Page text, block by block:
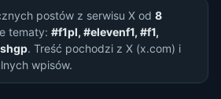
postów z serwisu X od 8
tematy: #f1pl, #elevenf1, #f1,
. Treść pochodzi z X (x.com) i
wpisów.